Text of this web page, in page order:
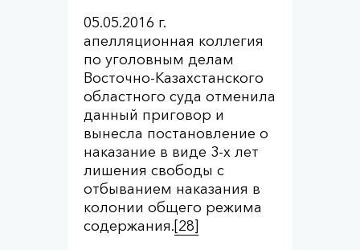
05.05.2016 г.
апелляционная коллегия
по уголовным делам
Восточно-Казахстанского
областного суда отменила
данный приговор и
вынесла постановление о
наказание в виде 3-х лет
лишения свободы с
отбыванием наказания в
колонии общего режима
содержания.[28]